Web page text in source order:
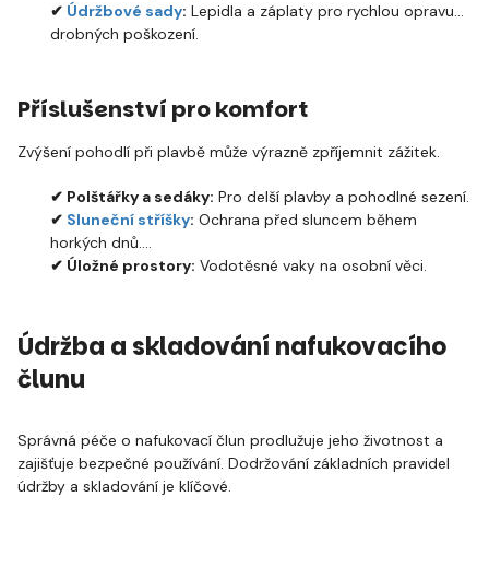
✔ Údržbové sady: Lepidla a záplaty pro rychlou opravu
drobných poškození.
Příslušenství pro komfort
Zvýšení pohodlí při plavbě může výrazně zpříjemnit zážitek.
✔ Polštářky a sedáky: Pro delší plavby a pohodlné sezení.
✔ Sluneční stříšky: Ochrana před sluncem během
horkých dnů.
✔ Úložné prostory: Vodotěsné vaky na osobní věci.
Údržba a skladování nafukovacího
člunu
Správná péče o nafukovací člun prodlužuje jeho životnost a
zajišťuje bezpečné používání. Dodržování základních pravidel
údržby a skladování je klíčové.